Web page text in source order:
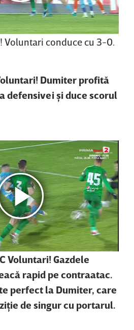
Voluntari conduce cu 3-0.
Dumiter profită
defensivei şi duce scorul
Voluntari! Gazdele
rapid pe contraatac.
perfect la Dumiter, care
de singur cu portarul.